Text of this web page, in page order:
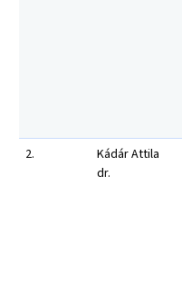
2.
Kádár Attila
dr.